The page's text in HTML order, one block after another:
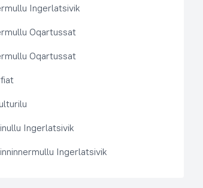
Ingerlatsivik
Oqartussat
Oqartussat
Ingerlatsivik
Ingerlatsivik